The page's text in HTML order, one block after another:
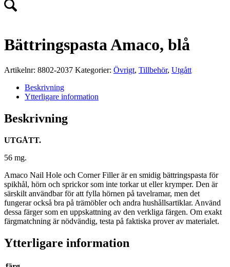
Bättringspasta Amaco, blå
Artikelnr: 8802-2037 Kategorier: Övrigt, Tillbehör, Utgått
Beskrivning
Ytterligare information
Beskrivning
UTGÅTT.
56 mg.
Amaco Nail Hole och Corner Filler är en smidig bättringspasta för
spikhål, hörn och sprickor som inte torkar ut eller krymper. Den är
särskilt användbar för att fylla hörnen på tavelramar, men det
fungerar också bra på trämöbler och andra hushållsartiklar. Använd
dessa färger som en uppskattning av den verkliga färgen. Om exakt
färgmatchning är nödvändig, testa på faktiska prover av materialet.
Ytterligare information